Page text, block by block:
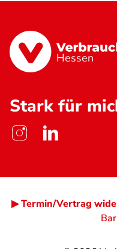
Hessen
Stark für
▶ Termin/Vertrag